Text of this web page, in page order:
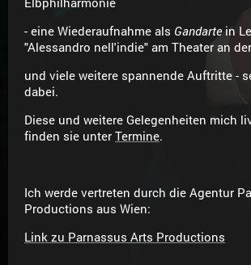
- eine Wiederaufnahme als Gandartein
"Alessandro nell'indie" am Theater an
und viele weitere spannende Auftritte -
dabei.
Diese und weitere Gelegenheiten mich
finden sie unter Termine.
Ich werde vertreten durch die Agentur
Productions aus Wien:
Link zu Parnassus Arts Productions